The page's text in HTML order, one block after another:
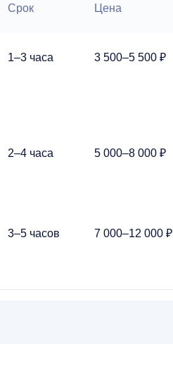
Срок Цена
1–3 часа 3 500–5 500 ₽
2–4 часа 5 000–8 000 ₽
3–5 часов 7 000–12 000 ₽